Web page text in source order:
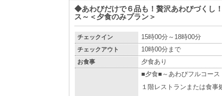
◆あわびだけで６品も！贅沢あわびづくし
ス～＜夕食のみプラン＞
チェックイン 15時00分～18時00分
チェックアウト 10時00分まで
お食事 夕食あり
■夕食■～あわびフルコース
１階レストランまたは食事